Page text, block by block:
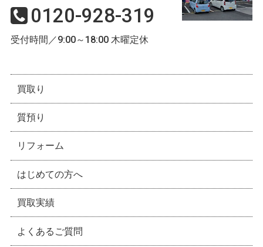
0120-928-319
受付時間／9:00～18:00 木曜定休
買取り
質預り
リフォーム
はじめての方へ
買取実績
よくあるご質問